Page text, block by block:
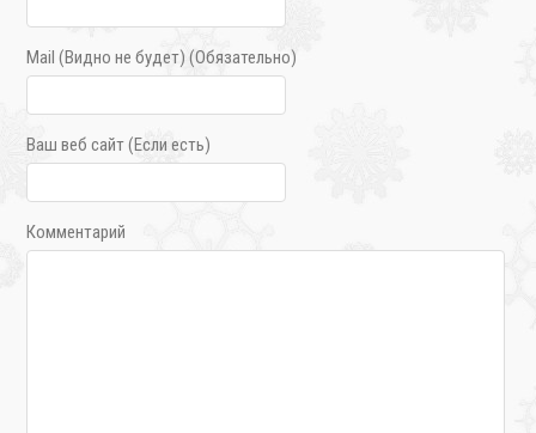
Mail (Видно не будет) (Обязательно)
Ваш веб сайт (Если есть)
Комментарий